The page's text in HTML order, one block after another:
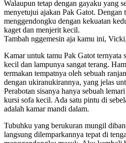
Walaupun tetap dengan gayaku yang
menyetujui ajakan Pak Gatot. Dengan
menggendongku dengan kekuatan
kaget dan menjerit kecil.
Tambah nggemesin aja kamu ini,
Kamar untuk tamu Pak Gatot ternyata
kecil dan lampunya sangat terang.
termakan tempatnya oleh sebuah
dengan ukiranukirannya, yang jelas
Perabotan sisanya hanya sebuah
kursi sofa kecil. Ada satu pintu di
adalah kamar mandi dalam.
Tubuhku yang berukuran mungil
langsung dilemparkannya tepat di